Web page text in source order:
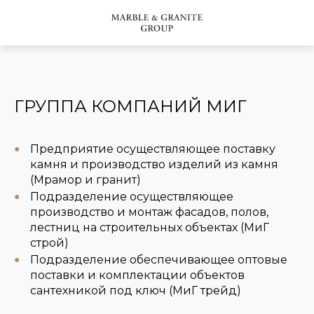
ГРУППА КОМПАНИЙ МИГ
Предприятие осуществляющее поставку
камня и производство изделий из камня
(Мрамор и гранит)
Подразделение осуществляющее
производство и монтаж фасадов, полов,
лестниц на строительных объектах (МиГ
строй)
Подразделение обеспечивающее оптовые
поставки и комплектации объектов
сантехникой под ключ (МиГ трейд)